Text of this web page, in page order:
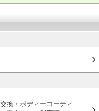
換・ボディーコーティ